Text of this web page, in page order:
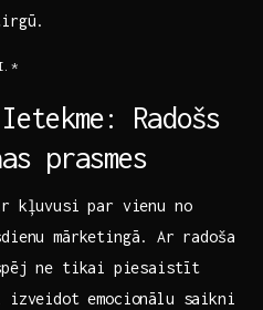
Radošs
prasmes
par vienu no
mārketingā. Ar⁣ radoša
ne tikai⁤ piesaistīt
emocionālu saikni